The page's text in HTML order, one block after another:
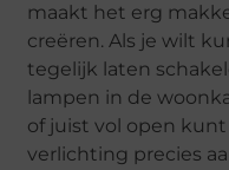
maakt het erg
creëren. Als je wilt
tegelijk laten
lampen in de
of juist vol open
verlichting precies